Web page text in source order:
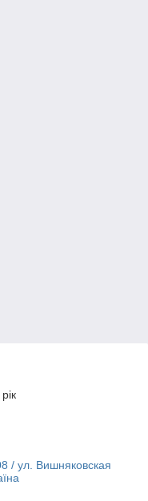
/ ул. Вишняковская